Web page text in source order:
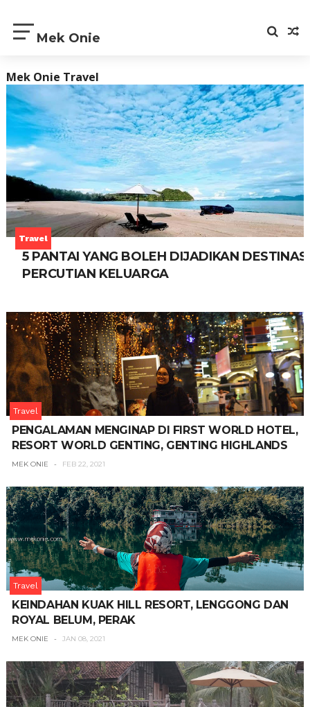
Mek Onie
Blog yang berkongsi tentang gaya hidup masa kini,
Mek Onie Travel
Travel
5 PANTAI YANG BOLEH DIJADIKAN DESTINASI
PERCUTIAN KELUARGA
Travel
PENGALAMAN MENGINAP DI FIRST WORLD HOTEL,
RESORT WORLD GENTING, GENTING HIGHLANDS
MEK ONIE FEB 22, 2021
Travel
KEINDAHAN KUAK HILL RESORT, LENGGONG DAN
ROYAL BELUM, PERAK
MEK ONIE JAN 08, 2021